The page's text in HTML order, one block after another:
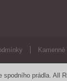
spodního prádla. All